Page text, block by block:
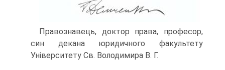
Правознавець, доктор права, професор,
син декана юридичного факультету
Університету Св. Володимира В. Г.